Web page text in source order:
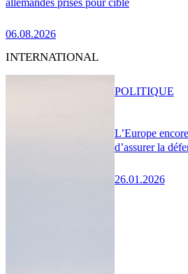
06.08.2026
INTERNATIONAL
L’Europe
d’assurer la
26.01.2026
POLITIQUE